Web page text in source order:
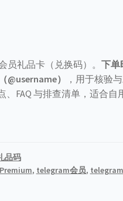
员礼品卡（兑换码）。 下单
@username）
，用于核验
FAQ 与排查清单，适合自
品码
, telegram会员,